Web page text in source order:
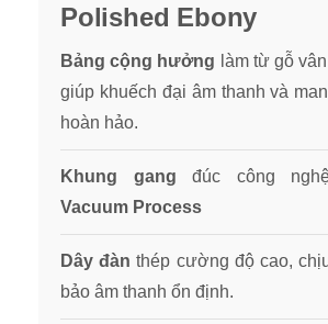
Polished Ebony
Bảng cộng hưởng làm từ gỗ
giúp khuếch đại âm thanh và
hoàn hảo.
Khung gangđúc công
Vacuum Process
Dây đànthép cường độ cao,
bảo âm thanh ổn định.